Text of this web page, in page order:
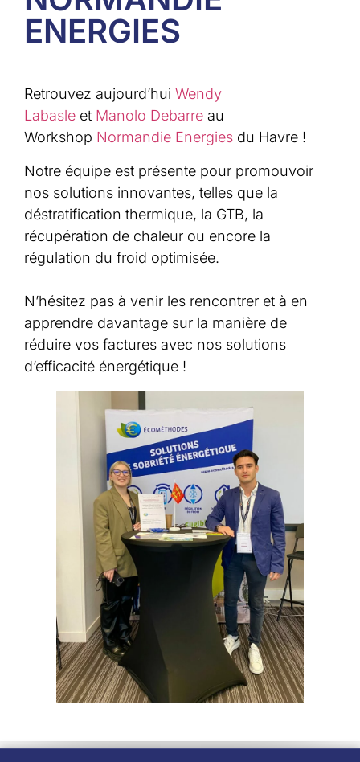
ENERGIES
Retrouvez aujourd’hui Wendy
Labasle et Manolo Debarre au
Workshop Normandie Energies du Havre !
Notre équipe est présente pour promouvoir
nos solutions innovantes, telles que la
déstratification thermique, la GTB, la
récupération de chaleur ou encore la
régulation du froid optimisée.
N’hésitez pas à venir les rencontrer et à en
apprendre davantage sur la manière de
réduire vos factures avec nos solutions
d’efficacité énergétique !